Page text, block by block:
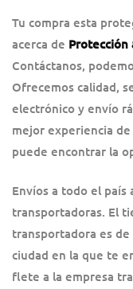
Tu compra esta
acerca de Protección
Contáctanos,
Ofrecemos calidad,
electrónico y envío
mejor experiencia
puede encontrar la
Envíos a todo el país
transportadoras. El
transportadora es
ciudad en la que te
flete a la empresa